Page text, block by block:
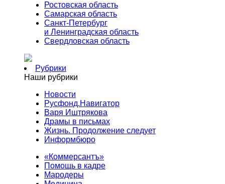
Ростовская область
Самарская область
Санкт-Петербург
и Ленинградская область
Свердловская область
Рубрики
Наши рубрики
Новости
Русфонд.Навигатор
Варя Иштрякова
Драмы в письмах
Жизнь. Продолжение следует
Информбюро
«Коммерсантъ»
Помощь в кадре
Мародеры